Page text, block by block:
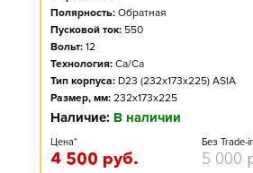
Полярность: Обратная
Пусковой ток: 550
Вольт: 12
Технология: Ca/Ca
Тип корпуса: D23 (232x173x225) ASIA
Размер, мм: 232x173x225
Наличие: В наличии
Цена*
4 500 руб.
Без Trade-
5 000